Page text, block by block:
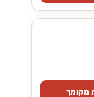
מקומך